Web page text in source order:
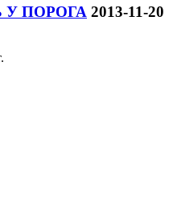
У ПОРОГА 2013-11-20